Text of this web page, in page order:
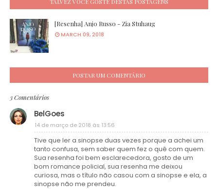
[Resenha] Anjo Russo - Zia Stuhaug
MARCH 09, 2018
POSTAR UM COMENTÁRIO
3 Comentários
BelGoes
14 de março de 2018 às 13:56
Tive que ler a sinopse duas vezes porque a achei um
tanto confusa, sem saber quem fez o quê com quem.
Sua resenha foi bem esclarecedora, gosto de um
bom romance policial, sua resenha me deixou
curiosa, mas o título não casou com a sinopse e ela, a
sinopse não me prendeu.